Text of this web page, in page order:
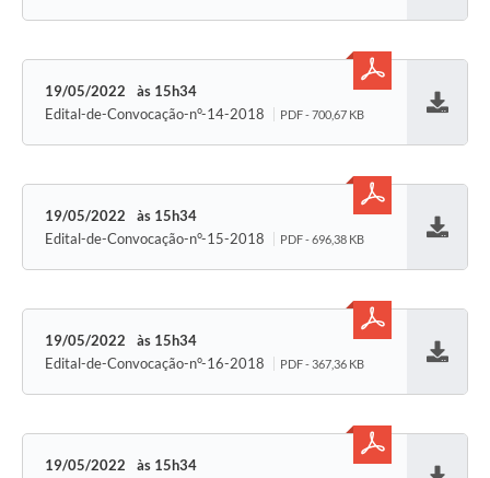
19/05/2022
15h34
Edital-de-Convocação-n°-14-2018
PDF - 700,67 KB
19/05/2022
15h34
Edital-de-Convocação-n°-15-2018
PDF - 696,38 KB
19/05/2022
15h34
Edital-de-Convocação-n°-16-2018
PDF - 367,36 KB
19/05/2022
15h34